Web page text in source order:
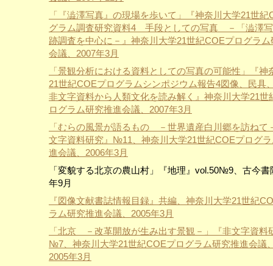
「『澁澤写真』の現場を歩いて」『神奈川大学21世紀
グラム調査研究資料4 手段としての写真 －「澁澤
跡調査を中心に－』神奈川大学21世紀COEプログラ
会議、2007年3月
「景観分析における資料としての写真の可能性」『神
21世紀COEプログラムシンポジウム報告4図像、民具
非文字資料から人類文化を読み解く』神奈川大学21世
ログラム研究推進会議、2007年3月
「むらの風景が語るもの －世界遺産白川郷を訪ねて
文字資料研究』№11、神奈川大学21世紀COEプログ
進会議、2006年3月
「変貌する北京の農山村」『地理』vol.50№9、古今書
年9月
『図像文献書誌情報目録』共編、神奈川大学21世紀
ラム研究推進会議、2005年3月
「北京 －改革開放が生み出す景観－」『非文字資料
№7、神奈川大学21世紀COEプログラム研究推進会議
2005年3月